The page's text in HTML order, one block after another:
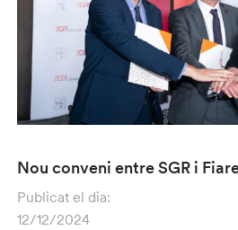
Nou conveni entre SGR i
Publicat el dia:
12/12/2024